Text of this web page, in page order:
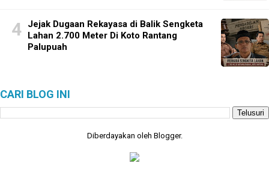
Jejak Dugaan Rekayasa di Balik Sengketa
Lahan 2.700 Meter Di Koto Rantang
Palupuah
CARI BLOG INI
Diberdayakan oleh Blogger.